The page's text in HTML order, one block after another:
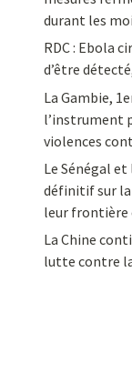
durant les
RDC : Ebola
d’être
La Gambie,
l’instrument
violences
Le Sénégal
définitif sur
leur frontière
La Chine
lutte contre